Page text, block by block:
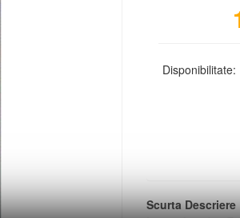
Disponibilitate:
Scurta Descriere